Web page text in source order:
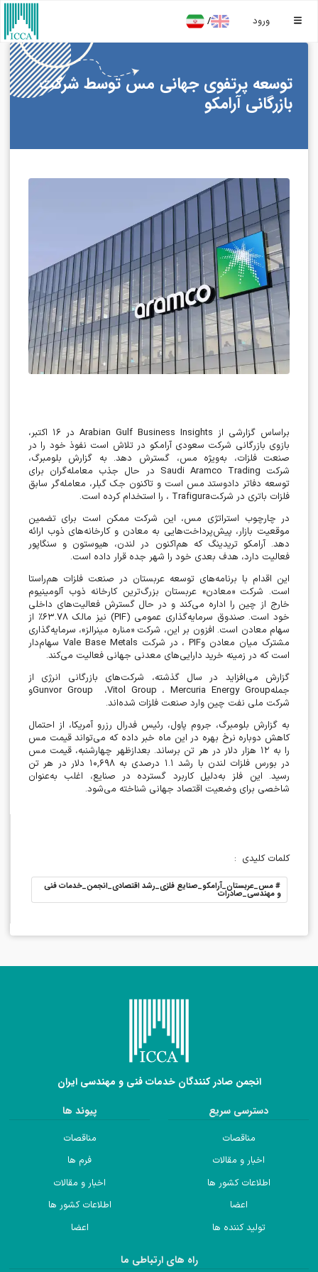
ورود /
توسعه پرتفوی جهانی مس توسط شرکت
بازرگانی آرامکو
براساس گزارشی ازArabian Gulf Business Insights در۱۶ اکتبر،
بازوی بازرگانی شرکت سعودی آرامکو در تلاش است نفوذ خود را در
صنعت فلزات، به‌ویژه مس، گسترش دهد. به گزارش بلومبرگ،
شرکت Saudi Aramco Trading در حال جذب معامله‌گران برای
توسعه دفاتر دادوستد مس است و تاکنون جک گبلر، معامله‌گر سابق
فلزات باتری در شرکتTrafigura ، را استخدام کرده است.
در چارچوب استراتژی مس، این شرکت ممکن است برای تضمین
موقعیت بازار، پیش‌پرداخت‌هایی به معادن و کارخانه‌های ذوب ارائه
دهد. آرامکو تریدینگ که هم‌اکنون در لندن، هیوستون و سنگاپور
فعالیت دارد، هدف بعدی خود را شهر جده قرار داده است.
این اقدام با برنامه‌های توسعه عربستان در صنعت فلزات هم‌راستا
است. شرکت «معادن» عربستان بزرگ‌ترین کارخانه ذوب آلومینیوم
خارج از چین را اداره می‌کند و در حال گسترش فعالیت‌های داخلی
خود است. صندوق سرمایه‌گذاری عمومی (PIF) نیز مالک۶۳.۷۸٪
از
سهام معادن است. افزون بر این، شرکت «مناره مینرالز»، سرمایه‌گذاری
مشترک میان معادن وPIF ، در شرکت Vale Base Metals سهام‌دار
است که در زمینه خرید دارایی‌های معدنی جهانی فعالیت می‌کند.
گزارش می‌افزاید در سال گذشته، شرکت‌های بازرگانی انرژی از
جملهMercuria Energy Group ، Vitol Group، Gunvor Groupو
شرکت ملی نفت چین وارد صنعت فلزات شده‌اند.
به گزارش بلومبرگ، جروم پاول، رئیس فدرال رزرو آمریکا، از احتمال
کاهش دوباره نرخ بهره در این ماه خبر داده که می‌تواند قیمت مس
را به ۱۲ هزار دلار در هر تن برساند. بعدازظهر چهارشنبه، قیمت مس
در بورس فلزات لندن با رشد ۱.۱ درصدی به۱۰,۶۹۸ دلار در هر تن
رسید. این فلز به‌دلیل کاربرد گسترده در صنایع، اغلب به‌عنوان
شاخصی برای وضعیت اقتصاد جهانی شناخته می‌شود.
کلمات کلیدی :
#مس_عربستان_آرامکو_صنایع فلزی_رشد اقتصادی_انجمن_خدمات فنی
و مهندسی_صادرات
انجمن صادر کنندگان خدمات فنی و مهندسی ایران
دسترسی سریع
مناقصات
اخبار و مقالات
اطلاعات کشور ها
اعضا
تولید کننده ها
پیوند ها
مناقصات
فرم ها
اخبار و مقالات
اطلاعات کشور ها
اعضا
راه های ارتباطی ما